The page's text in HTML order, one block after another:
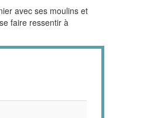
avec ses moulins et
faire ressentir à